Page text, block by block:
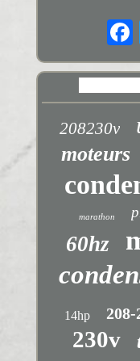
208230v
moteurs
marathon
60hz
14hp 208-
230v